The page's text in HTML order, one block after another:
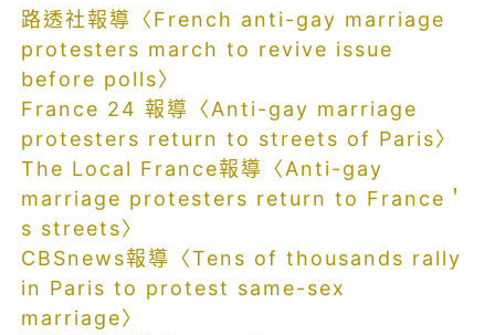
路透社報導〈French anti-gay marriage
protesters march to revive issue
before polls〉
France 24 報導〈Anti-gay marriage
protesters return to streets of Paris〉
The Local France報導〈Anti-gay
marriage protesters return to France＇
s streets〉
CBSnews報導〈Tens of thousands rally
in Paris to protest same-sex
marriage〉